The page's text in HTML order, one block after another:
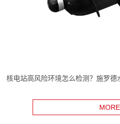
核电站高风险环境怎么检测？施罗
MORE